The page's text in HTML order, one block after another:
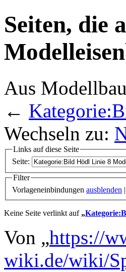
Seiten, die
Aus
←
Wechseln zu:
Links auf diese Seite
Seite:
Filter
Vorlageneinbindungen ausblenden
Keine Seite verlinkt auf „
Von „https://
wiki.de/wiki/